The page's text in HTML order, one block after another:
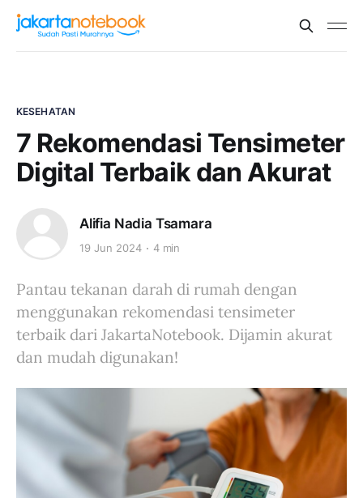
KESEHATAN
7 Rekomendasi Tensimeter
Digital Terbaik dan Akurat
Alifia Nadia Tsamara
19 Jun 2024 4 min
Pantau tekanan darah di rumah dengan
menggunakan rekomendasi tensimeter
terbaik dari JakartaNotebook. Dijamin akurat
dan mudah digunakan!